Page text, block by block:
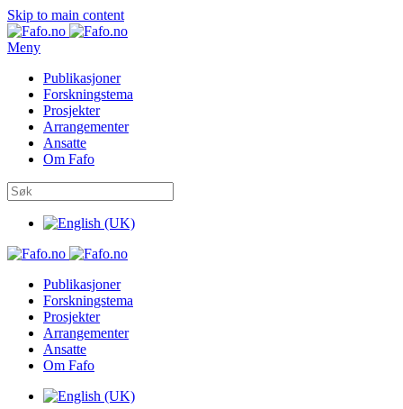
Skip to main content
Meny
Publikasjoner
Forskningstema
Prosjekter
Arrangementer
Ansatte
Om Fafo
Publikasjoner
Forskningstema
Prosjekter
Arrangementer
Ansatte
Om Fafo